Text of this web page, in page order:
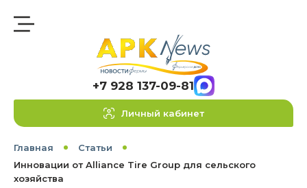
+7 928 137-09-81
Личный кабинет
Главная
Статьи
Инновации от Alliance Tire Group для сельского
хозяйства